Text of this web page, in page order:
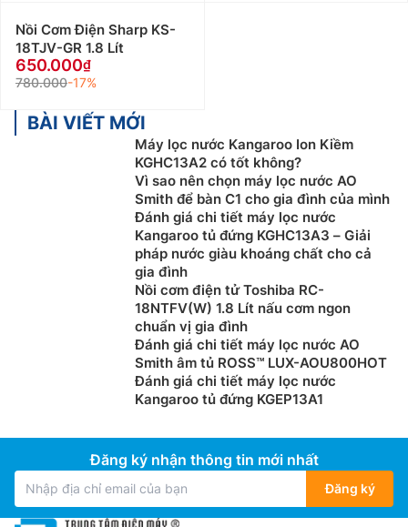
Nồi Cơm Điện Sharp KS-
18TJV-GR 1.8 Lít
650.000
780.000-17%
BÀI VIẾT MỚI
Máy lọc nước Kangaroo Ion Kiềm
KGHC13A2 có tốt không?
Vì sao nên chọn máy lọc nước AO
Smith để bàn C1 cho gia đình của mình
Đánh giá chi tiết máy lọc nước
Kangaroo tủ đứng KGHC13A3 – Giải
pháp nước giàu khoáng chất cho cả
gia đình
Nồi cơm điện tử Toshiba RC-
18NTFV(W) 1.8 Lít nấu cơm ngon
chuẩn vị gia đình
Đánh giá chi tiết máy lọc nước AO
Smith âm tủ ROSS™ LUX-AOU800HOT
Đánh giá chi tiết máy lọc nước
Kangaroo tủ đứng KGEP13A1
Đăng ký nhận thông tin mới nhất
Đăng ký